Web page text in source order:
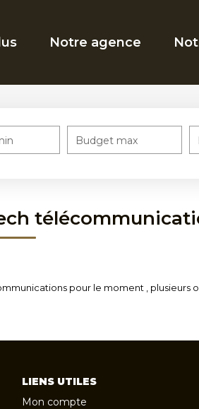
Notre agence
Budget max
pour le moment , plusieurs
LIENS UTILES
Mon compte